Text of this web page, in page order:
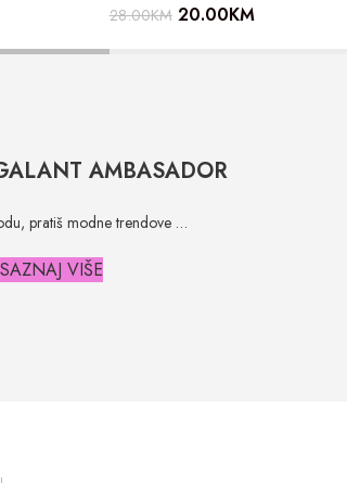
28.00KM 20.00KM
AMBASADOR
pratiš modne trendove …
SAZNAJ VIŠE